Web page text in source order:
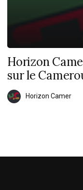
Horizon
sur le
Horizon Camer